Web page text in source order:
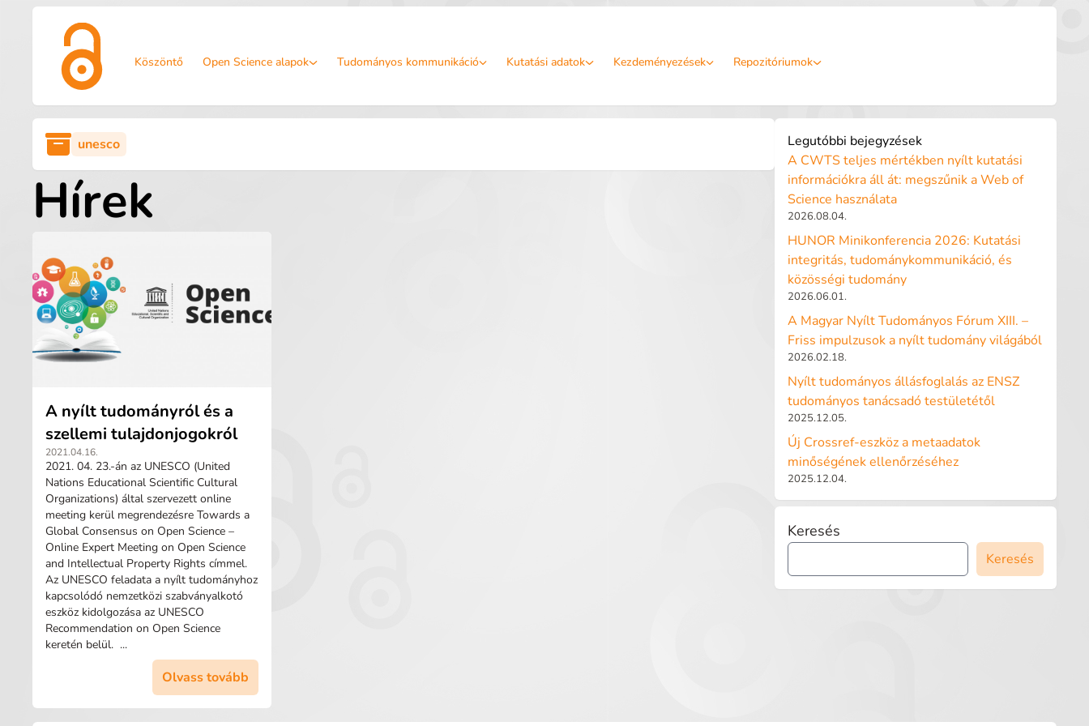
Köszöntő Open Science alapok Tudományos kommunikáció Kutatási adatok Kezdeményezések Repozitóriumok
unesco
Hírek
A nyílt tudományról és a
szellemi tulajdonjogokról
2021.04.16.
2021. 04. 23.-án az UNESCO (United
Nations Educational Scientific Cultural
Organizations) által szervezett online
meeting kerül megrendezésre Towards a
Global Consensus on Open Science –
Online Expert Meeting on Open Science
and Intellectual Property Rights címmel.
Az UNESCO feladata a nyílt tudományhoz
kapcsolódó nemzetközi szabványalkotó
eszköz kidolgozása az UNESCO
Recommendation on Open Science
keretén belül. ...
Olvass tovább
Legutóbbi bejegyzések
A CWTS teljes mértékben nyílt kutatási
információkra áll át: megszűnik a Web of
Science használata
2026.08.04.
HUNOR Minikonferencia 2026: Kutatási
integritás, tudománykommunikáció, és
közösségi tudomány
2026.06.01.
A Magyar Nyílt Tudományos Fórum XIII. –
Friss impulzusok a nyílt tudomány világából
2026.02.18.
Nyílt tudományos állásfoglalás az ENSZ
tudományos tanácsadó testületétől
2025.12.05.
Új Crossref-eszköz a metaadatok
minőségének ellenőrzéséhez
2025.12.04.
Keresés
Keresés